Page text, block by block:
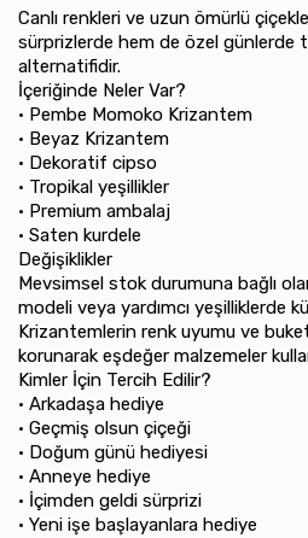
Canlı renkleri ve uzun ömürlü
sürprizlerde hem de özel günlerde
alternatifidir.
İçeriğinde Neler Var?
•⁠ ⁠Pembe Momoko Krizantem
•⁠ ⁠Beyaz Krizantem
•⁠ ⁠Dekoratif cipso
•⁠ ⁠Tropikal yeşillikler
•⁠ ⁠Premium ambalaj
•⁠ ⁠Saten kurdele
Değişiklikler
Mevsimsel stok durumuna bağlı
modeli veya yardımcı yeşilliklerde
Krizantemlerin renk uyumu ve
korunarak eşdeğer malzemeler
Kimler İçin Tercih Edilir?
•⁠ ⁠Arkadaşa hediye
•⁠ ⁠Geçmiş olsun çiçeği
•⁠ ⁠Doğum günü hediyesi
•⁠ ⁠Anneye hediye
•⁠ ⁠İçimden geldi sürprizi
•⁠ ⁠Yeni işe başlayanlara hediye